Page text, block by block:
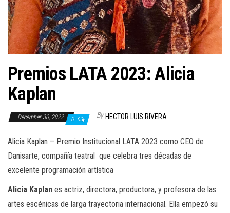
Premios LATA 2023: Alicia
Kaplan
December 30, 2022 0 By HECTOR LUIS RIVERA
Alicia Kaplan – Premio Institucional LATA 2023 como CEO de
Danisarte, compañía teatral que celebra tres décadas de
excelente programación artística
Alicia Kaplan es actriz, directora, productora, y profesora de las
artes escénicas de larga trayectoria internacional. Ella empezó su